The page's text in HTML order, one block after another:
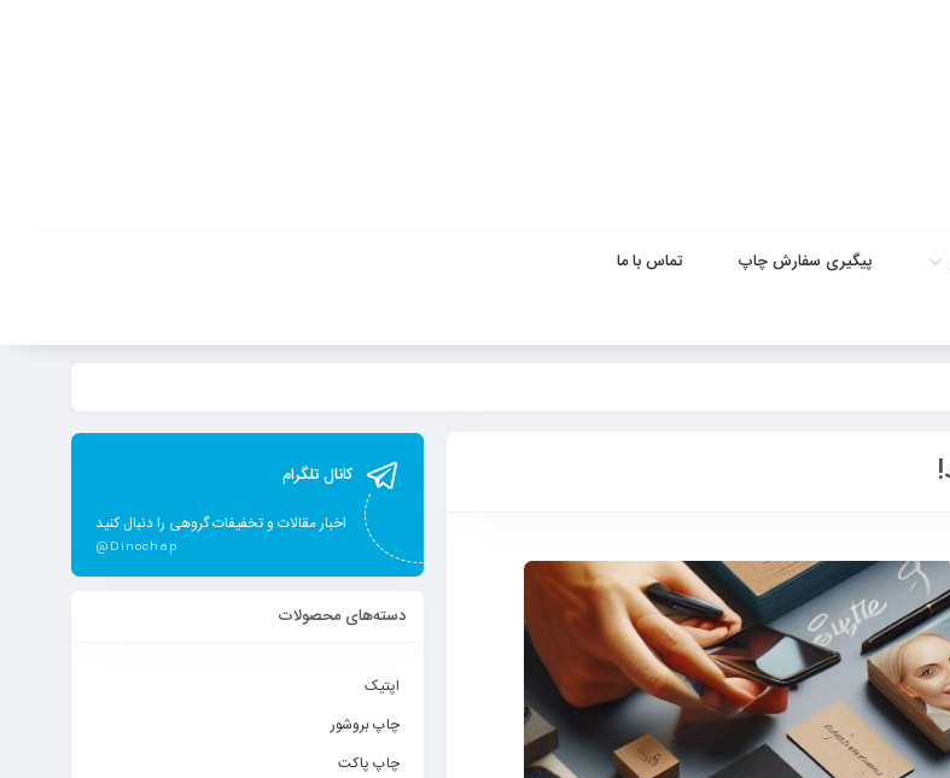
پیگیری سفارش چاپ تماس با ما
کانال تلگرام
اخبار مقالات و تخفیفات گروهی را دنبال کنید
@Dinochap
دسته‌های محصولات
اپتیک
چاپ بروشور
چاپ پاکت